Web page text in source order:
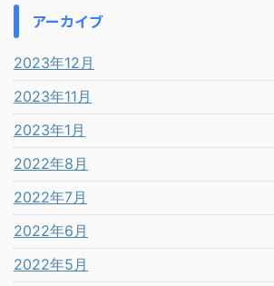
アーカイブ
2023年12月
2023年11月
2023年1月
2022年8月
2022年7月
2022年6月
2022年5月